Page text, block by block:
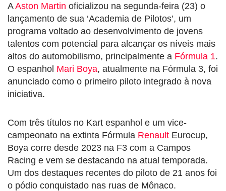
AAston Martin oficializou na segunda-feira (23) o
lançamento de sua ‘Academia de Pilotos’, um
programa voltado ao desenvolvimento de jovens
talentos com potencial para alcançar os níveis mais
altos do automobilismo, principalmente a Fórmula 1.
O espanhol Mari Boya, atualmente na Fórmula 3, foi
anunciado como o primeiro piloto integrado à nova
iniciativa.
Com três títulos no Kart espanhol e um vice-
campeonato na extinta Fórmula Renault Eurocup,
Boya corre desde 2023 na F3 com a Campos
Racing e vem se destacando na atual temporada.
Um dos destaques recentes do piloto de 21 anos foi
o pódio conquistado nas ruas de Mônaco.